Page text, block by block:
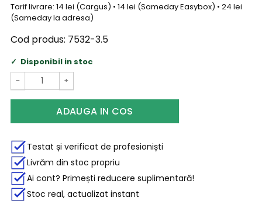
Tarif livrare: 14 lei (Cargus) • 14 lei (Sameday Easybox) • 24 lei
(Sameday la adresa)
Cod produs: 7532-3.5
Disponibil in stoc
− +
ADAUGA IN COS
Testat și verificat de profesioniști
Livrăm din stoc propriu
Ai cont? Primești reducere suplimentară!
Stoc real, actualizat instant